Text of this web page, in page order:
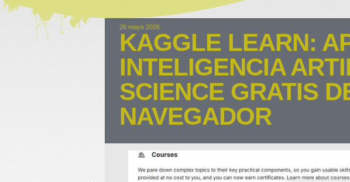
26 mayo 2026
KAGGLE LEARN:
INTELIGENCIA
SCIENCE GRATIS
NAVEGADOR